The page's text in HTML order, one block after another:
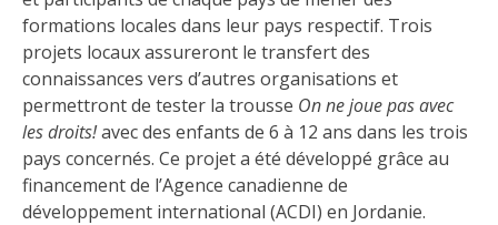
formations locales dans leur pays respectif. Trois
projets locaux assureront le transfert des
connaissances vers d’autres organisations et
permettront de tester la trousse On ne joue pas avec
les droits!avec des enfants de 6 à 12 ans dans les trois
pays concernés. Ce projet a été développé grâce au
financement de l’Agence canadienne de
développement international (ACDI) en Jordanie.